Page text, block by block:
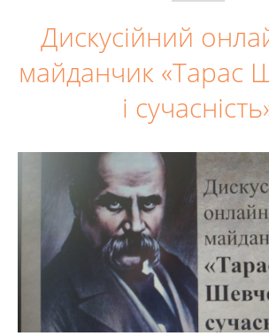
Дискусійний
майданчик «Тарас
і